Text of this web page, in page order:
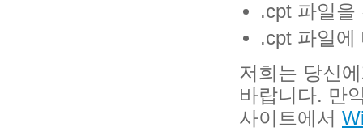
.cpt 파일을
.cpt 파일에
저희는 당신
바랍니다. 만
사이트에서